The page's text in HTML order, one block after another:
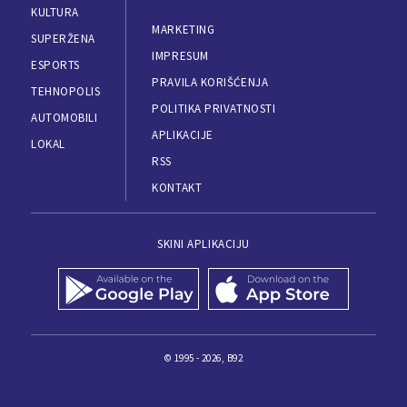
KULTURA
SUPERŽENA
ESPORTS
TEHNOPOLIS
AUTOMOBILI
LOKAL
MARKETING
IMPRESUM
PRAVILA KORIŠĆENJA
POLITIKA PRIVATNOSTI
APLIKACIJE
RSS
KONTAKT
SKINI APLIKACIJU
© 1995 - 2026, B92